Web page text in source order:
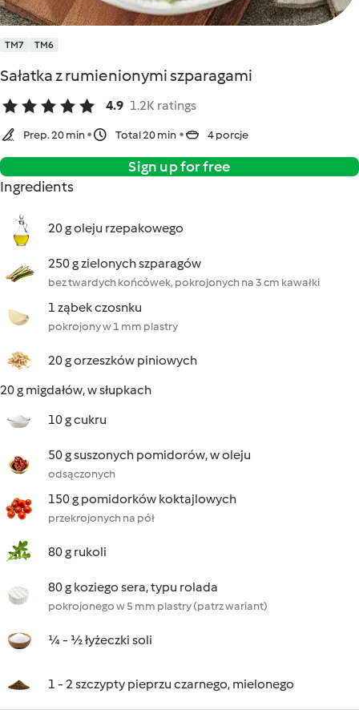
TM7 TM6
Sałatka z rumienionymi szparagami
4.9 1.2K ratings
Prep. 20 min Total 20 min 4 porcje
Sign up for free
Ingredients
20 g oleju rzepakowego
250 g zielonych szparagów
bez twardych końcówek, pokrojonych na 3 cm kawałki
1 ząbek czosnku
pokrojony w 1 mm plastry
20 g orzeszków piniowych
20 g migdałów, w słupkach
10 g cukru
50 g suszonych pomidorów, w oleju
odsączonych
150 g pomidorków koktajlowych
przekrojonych na pół
80 g rukoli
80 g koziego sera, typu rolada
pokrojonego w 5 mm plastry (patrz wariant)
¼ - ½ łyżeczki soli
1 - 2 szczypty pieprzu czarnego, mielonego